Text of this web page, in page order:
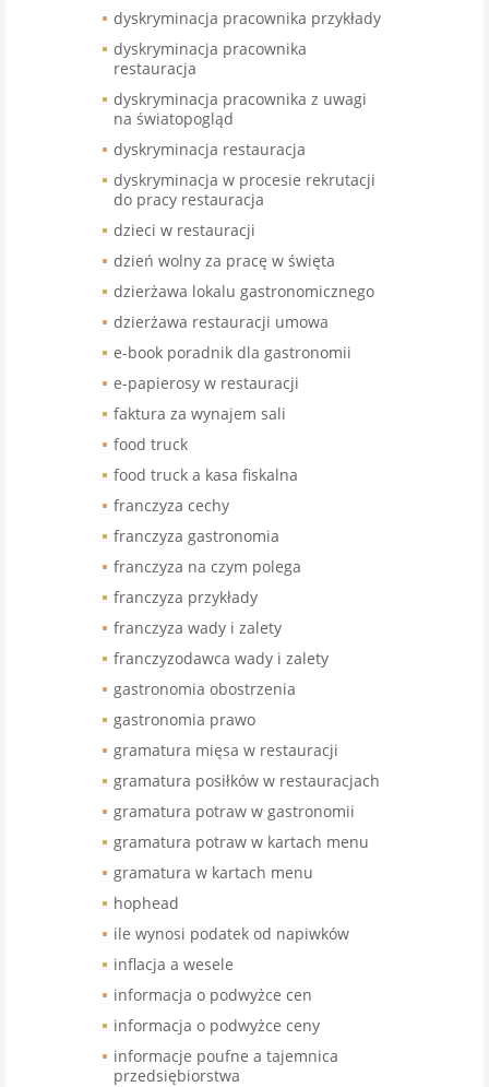
dyskryminacja pracownika przykłady
dyskryminacja pracownika
restauracja
dyskryminacja pracownika z uwagi
na światopogląd
dyskryminacja restauracja
dyskryminacja w procesie rekrutacji
do pracy restauracja
dzieci w restauracji
dzień wolny za pracę w święta
dzierżawa lokalu gastronomicznego
dzierżawa restauracji umowa
e-book poradnik dla gastronomii
e-papierosy w restauracji
faktura za wynajem sali
food truck
food truck a kasa fiskalna
franczyza cechy
franczyza gastronomia
franczyza na czym polega
franczyza przykłady
franczyza wady i zalety
franczyzodawca wady i zalety
gastronomia obostrzenia
gastronomia prawo
gramatura mięsa w restauracji
gramatura posiłków w restauracjach
gramatura potraw w gastronomii
gramatura potraw w kartach menu
gramatura w kartach menu
hophead
ile wynosi podatek od napiwków
inflacja a wesele
informacja o podwyżce cen
informacja o podwyżce ceny
informacje poufne a tajemnica
przedsiębiorstwa